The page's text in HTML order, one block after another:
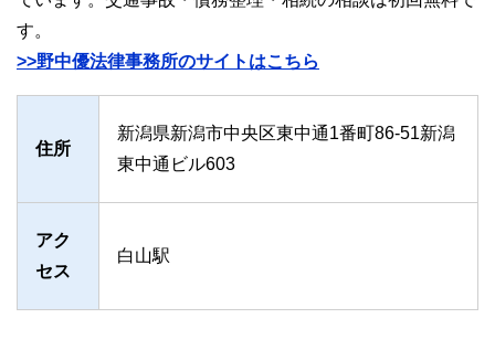
す。
>>野中優法律事務所のサイトはこちら
住所
新潟県新潟市中央区東中通1番町86-51新潟
東中通ビル603
アク
セス
白山駅